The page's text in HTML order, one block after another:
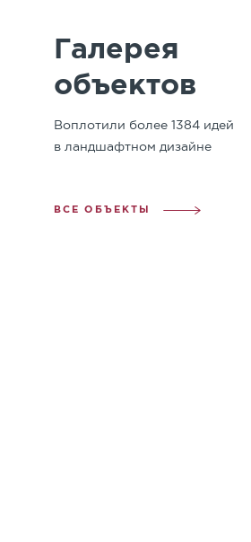
Галерея
объектов
Воплотили более 1384 идей
в ландшафтном дизайне
ВСЕ ОБЪЕКТЫ